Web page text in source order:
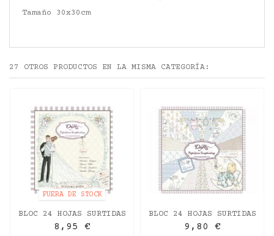
Tamaño 30x30cm
27 OTROS PRODUCTOS EN LA MISMA CATEGORÍA:
FUERA DE STOCK
BLOC 24 HOJAS SURTIDAS
"NUESTRA BODA" DAYKA
8,95 €
BLOC 24 HOJAS SURTIDAS
"BEBE NIÑO" DAYKA
9,80 €